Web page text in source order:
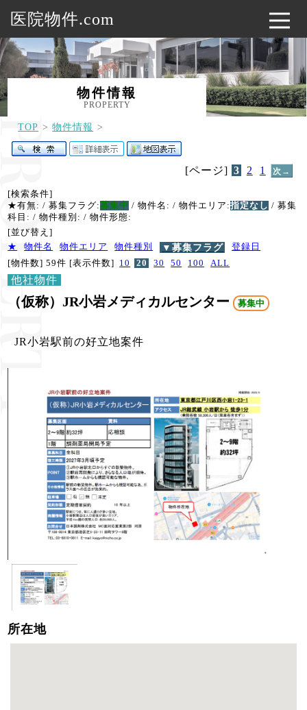
医院物件.com
物件情報
PROPERTY
TOP 物件情報
[ページ] 3 2 1 次→
[検索条件]
★有無: / 募集フラグ:募集中 / 物件名: / 物件エリア:指定なし / 募集
科目: / 物件種別: / 物件形態:
[並び替え]
★
物件名 物件エリア 物件種別 ▼募集フラグ
登録日
[物件数] 59件 [表示件数] 10 20 30 50 100 ALL
他社物件
（仮称）JR小岩メディカルセンター 募集中
JR小岩駅前の好立地案件
所在地